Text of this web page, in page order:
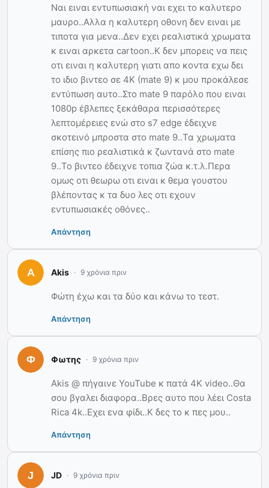
Ναι ειναι εντυπωσιακή ναι εχει το καλυτερο
μαυρο..Αλλα η καλυτερη οθονη δεν ειναι με
τιποτα για μενα..Δεν εχει ρεαλιστικά χρωματα
κ ειναι αρκετα cartoon..Κ δεν μπορεις να πεις
οτι ειναι η καλυτερη γιατι απο κοντα εχω δει
το ιδιο βιντεο σε 4Κ (mate 9) κ μου προκάλεσε
εντύπωση αυτο..Στο mate 9 παρόλο που ειναι
1080p έβλεπες ξεκάθαρα περισσότερες
λεπτομέρειες ενώ στο s7 edge έδειχνε
σκοτεινό μπροστα στο mate 9..Τα χρωματα
επίσης πιο ρεαλιστικά κ ζωντανά στο mate
9..Το βιντεο έδειχνε τοπια ζώα κ.τ.λ.Περα
ομως οτι θεωρω οτι ειναι κ θεμα γουστου
βλέποντας κ τα δυο λες οτι εχουν
εντυπωσιακές οθόνες..
Απάντηση
Akis 9 χρόνια πριν
Φώτη έχω και τα δύο και κάνω το τεστ.
Απάντηση
Φωτης 9 χρόνια πριν
Akis @ πήγαινε YouTube κ πατά 4Κ video..Θα
σου βγαλει διαφορα..Βρες αυτο που λέει Costa
Rica 4k..Εχει ενα φίδι..Κ δες το κ πες μου..
Απάντηση
JD 9 χρόνια πριν